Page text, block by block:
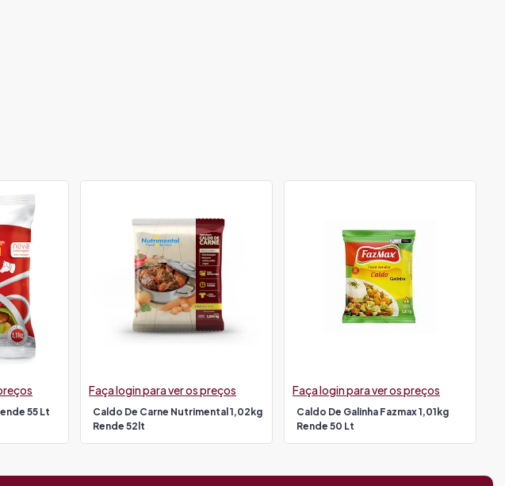
55 Lt
Caldo De Carne Nutrimental 1,02kg
Rende 52lt
Faça login para ver os preços
Caldo De Galinha Fazmax 1,01kg
Rende 50 Lt
Faça login para ver os preços